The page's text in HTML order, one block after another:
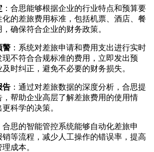
：合思能够根据企业的行业特点和预算要
的差旅费用标准，包括机票、酒店、餐
确保符合企业的财务政策。
警 ：系统对差旅申请和费用支出进行实时
现不符合合规标准的费用，立即发出预
时纠正，避免不必要的财务损失。
告 ：通过对差旅数据的深度分析，合思提
，帮助企业高层了解差旅费用的使用情
科学的决策。
合思的智能管控系统能够自动化差旅申
等流程，减少人工操作的错误率，提高
成本。